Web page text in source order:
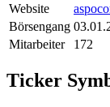
Website
Börsengang
Mitarbeiter
172
Ticker